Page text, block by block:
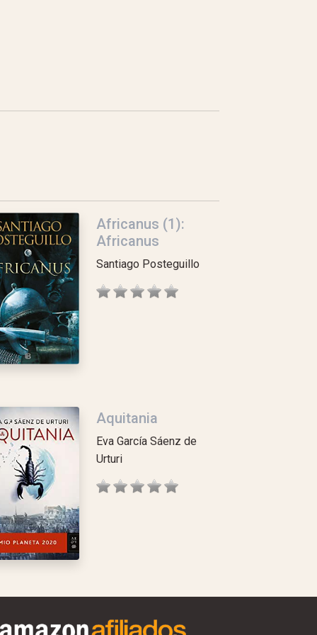
Africanus (1):
Africanus
Santiago Posteguillo
Aquitania
Eva García Sáenz de
Urturi